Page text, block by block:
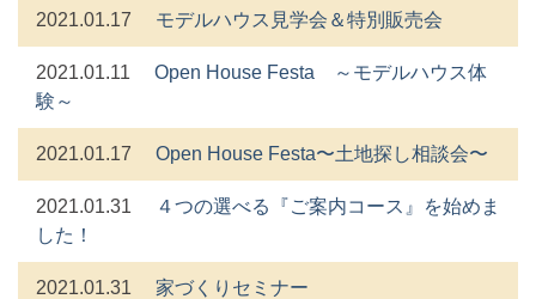
2021.01.17 モデルハウス見学会＆特別販売会
2021.01.11
Open House Festa ～モデルハウス体
験～
2021.01.17 Open House Festa〜⼟地探し相談会〜
2021.01.31
４つの選べる『ご案内コース』を始めま
した！
2021.01.31 家づくりセミナー